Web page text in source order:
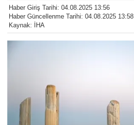
Haber Giriş Tarihi: 04.08.2025 13:56
Haber Güncellenme Tarihi: 04.08.2025 13:58
Kaynak: İHA